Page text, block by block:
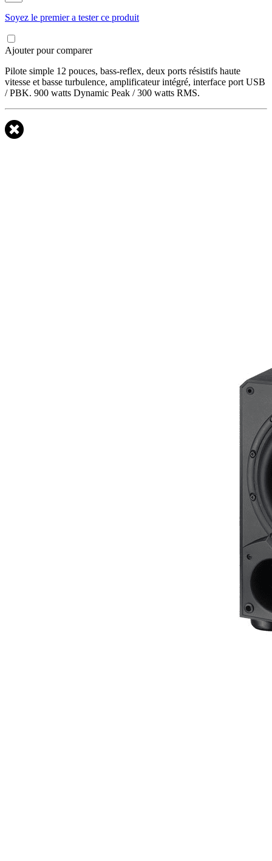
Soyez le premier a tester ce produit
Ajouter pour comparer
Pilote simple 12 pouces, bass-reflex, deux ports résistifs haute
vitesse et basse turbulence, amplificateur intégré, interface port USB
/ PBK. 900 watts Dynamic Peak / 300 watts RMS.